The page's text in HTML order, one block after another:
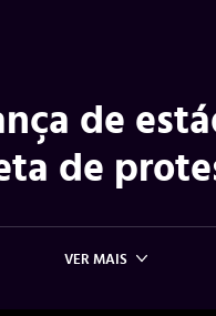
de
de
VER MAIS